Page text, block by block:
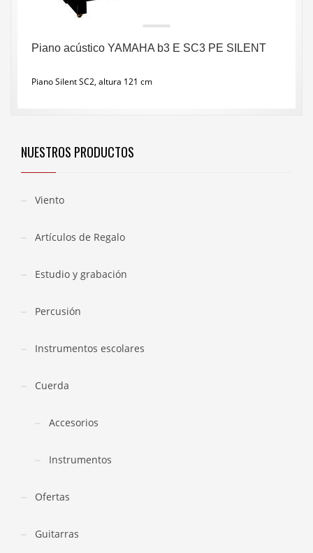
Piano acústico YAMAHA b3 E SC3 PE SILENT
Piano Silent SC2, altura 121 cm
NUESTROS PRODUCTOS
Viento
Artículos de Regalo
Estudio y grabación
Percusión
Instrumentos escolares
Cuerda
Accesorios
Instrumentos
Ofertas
Guitarras